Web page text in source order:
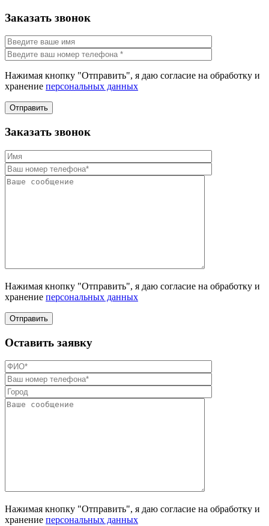
Заказать звонок
Нажимая кнопку "Отправить", я даю согласие на обработку и
хранение персональных данных
Отправить
Заказать звонок
Нажимая кнопку "Отправить", я даю согласие на обработку и
хранение персональных данных
Отправить
Оставить заявку
Нажимая кнопку "Отправить", я даю согласие на обработку и
хранение персональных данных